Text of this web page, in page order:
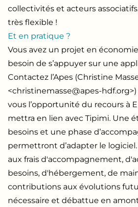
collectivités et acteurs
très flexible !
Et en pratique ?
Vous avez un projet en
besoin de s’appuyer sur une
Contactez l’Apes (Christine
<christinemasse@apes-hdf.org
vous l’opportunité du recours à
mettra en lien avec Tipimi. Une
besoins et une phase
permettront d’adapter le
aux frais d'accompagnement,
besoins, d'hébergement, de
contributions aux évolutions
nécessaire et débattue en